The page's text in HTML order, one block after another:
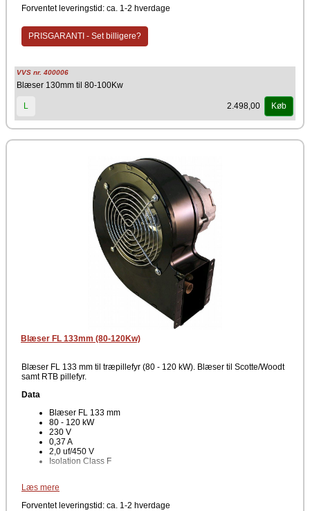
Forventet leveringstid: ca. 1-2 hverdage
PRISGARANTI - Set billigere?
VVS nr. 400006
Blæser 130mm til 80-100Kw
L 2.498,00 Køb
Blæser FL 133mm (80-120Kw)
Blæser FL 133 mm til træpillefyr (80 - 120 kW). Blæser til Scotte/Woodt
samt RTB pillefyr.
Data
Blæser FL 133 mm
80 - 120 kW
230 V
0,37 A
2,0 uf/450 V
Isolation Class F
Læs mere
Forventet leveringstid: ca. 1-2 hverdage